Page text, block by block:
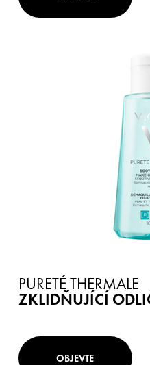
PURETÉ THERMALE
ZKLIDŇUJÍCÍ
OBJEVTE